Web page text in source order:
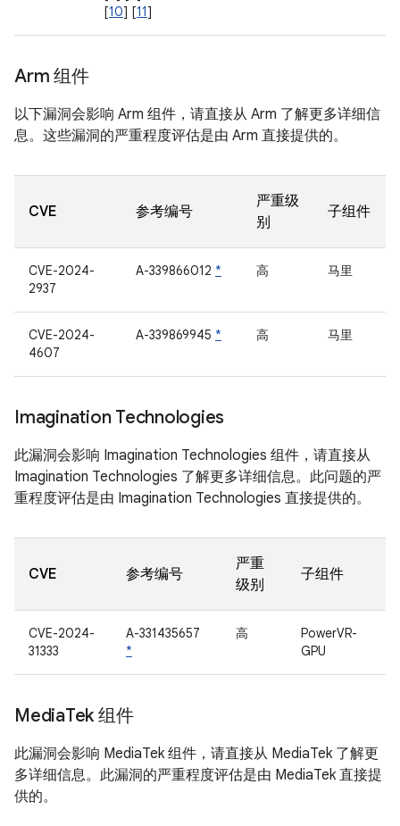
[10] [11]
Arm 组件
以下漏洞会影响 Arm 组件，请直接从 Arm 了解更多详细信
息。这些漏洞的严重程度评估是由 Arm 直接提供的。
CVE 参考编号
严重级
别
子组件
CVE-2024-
2937
A-339866012 * 高 马里
CVE-2024-
4607
A-339869945 * 高 马里
Imagination Technologies
此漏洞会影响 Imagination Technologies 组件，请直接从
Imagination Technologies 了解更多详细信息。此问题的严
重程度评估是由 Imagination Technologies 直接提供的。
CVE 参考编号
严重
级别
子组件
CVE-2024-
31333
A-331435657
*
高
PowerVR-
GPU
MediaTek 组件
此漏洞会影响 MediaTek 组件，请直接从 MediaTek 了解更
多详细信息。此漏洞的严重程度评估是由 MediaTek 直接提
供的。